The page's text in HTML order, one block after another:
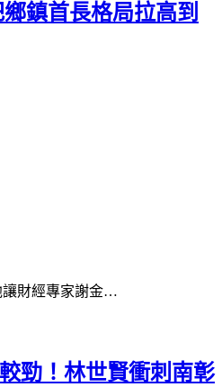
鎮首長格局拉高到
讓財經專家謝金…
勁！林世賢衝刺南彰